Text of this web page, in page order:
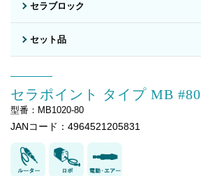
セラブロック
セット品
セラポイント タイプ MB #80
型番：MB1020-80
JANコード：4964521205831